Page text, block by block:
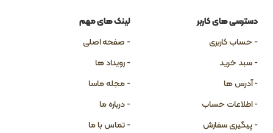
دسترسی های کاربر
- حساب کاربری
- سبد خرید
- آدرس ها
- اطلاعات حساب
- پیگیری سفارش
لینک های مهم
- صفحه اصلی
- رویداد ها
- مجله ماسا
- درباره ما
- تماس با ما